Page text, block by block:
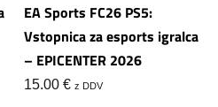
EA Sports FC26 PS5:
Vstopnica za esports igralca
– EPICENTER 2026
15.00 € z DDV